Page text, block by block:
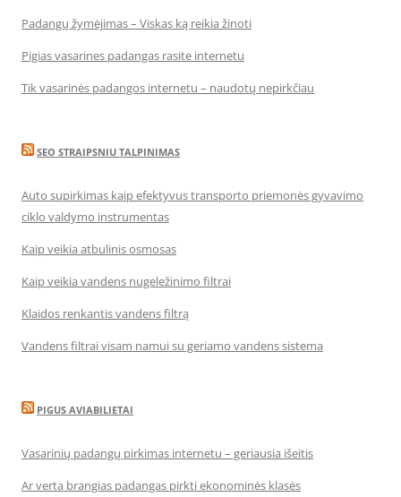
Padangų žymėjimas – Viskas ką reikia žinoti
Pigias vasarines padangas rasite internetu
Tik vasarinės padangos internetu – naudotų nepirkčiau
SEO STRAIPSNIU TALPINIMAS
Auto supirkimas kaip efektyvus transporto priemonės gyvavimo
ciklo valdymo instrumentas
Kaip veikia atbulinis osmosas
Kaip veikia vandens nugeležinimo filtrai
Klaidos renkantis vandens filtrą
Vandens filtrai visam namui su geriamo vandens sistema
PIGUS AVIABILIETAI
Vasarinių padangų pirkimas internetu – geriausia išeitis
Ar verta brangias padangas pirkti ekonominės klasės